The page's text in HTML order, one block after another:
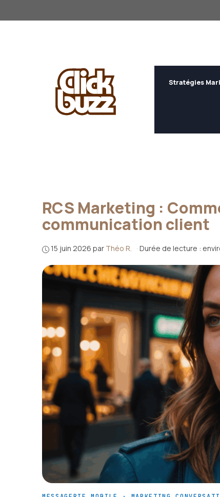
au
Stratégies
RCS Marketing :
communication client
15 juin 2026 par Théo R. · Durée de lecture :